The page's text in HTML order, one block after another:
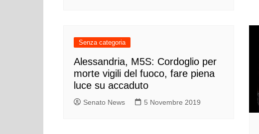
Senza categoria
Alessandria, M5S: Cordoglio per
morte vigili del fuoco, fare piena
luce su accaduto
Senato News 5 Novembre 2019